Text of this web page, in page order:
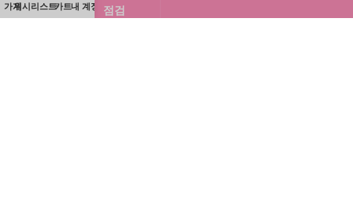
혈청 점검
가게위시리스트카트내 계정
열